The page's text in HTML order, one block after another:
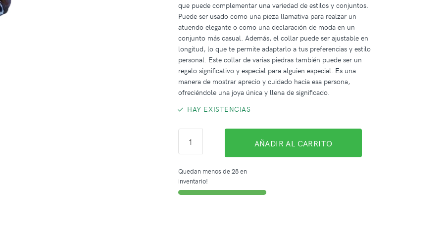
que puede complementar una variedad de estilos y conjuntos.
Puede ser usado como una pieza llamativa para realzar un
atuendo elegante o como una declaración de moda en un
conjunto más casual. Además, el collar puede ser ajustable en
longitud, lo que te permite adaptarlo a tus preferencias y estilo
personal. Este collar de varias piedras también puede ser un
regalo significativo y especial para alguien especial. Es una
manera de mostrar aprecio y cuidado hacia esa persona,
ofreciéndole una joya única y llena de significado.
HAY EXISTENCIAS
AÑADIR AL CARRITO
Quedan menos de 28 en
inventario!